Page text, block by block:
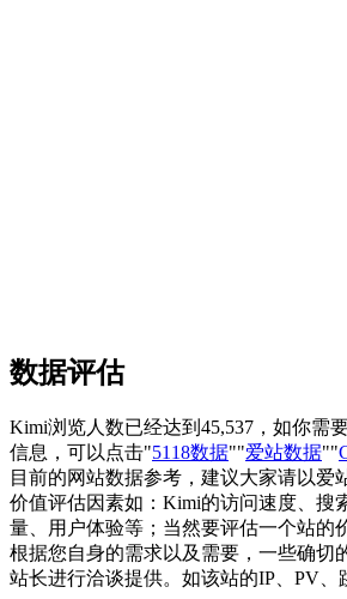
数据评估
Kimi浏览人数已经达到45,537，如你需
信息，可以点击"5118数据""爱站数据""
目前的网站数据参考，建议大家请以爱
价值评估因素如：Kimi的访问速度、搜
量、用户体验等；当然要评估一个站的
根据您自身的需求以及需要，一些确切
站长进行洽谈提供。如该站的IP、PV、